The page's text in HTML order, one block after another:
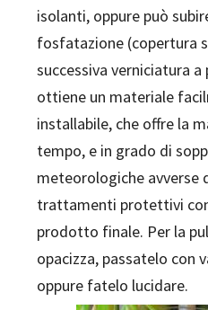
isolanti, oppure può
fosfatazione (copertura
successiva verniciatura
ottiene un materiale
installabile, che offre la
tempo, e in grado di
meteorologiche avverse
trattamenti protettivi
prodotto finale. Per la
opacizza, passatelo con
oppure fatelo lucidare.